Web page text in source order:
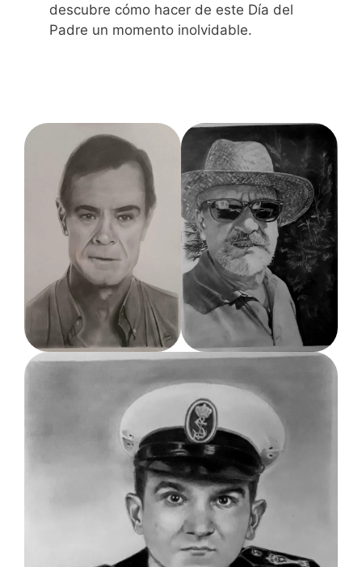
descubre cómo hacer de este Día del
Padre un momento inolvidable.